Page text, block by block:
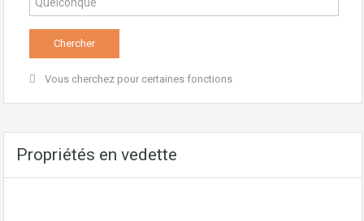
Vous cherchez pour certaines fonctions
Propriétés en vedette